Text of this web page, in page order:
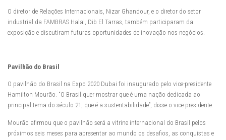
O diretor de Relações Internacionais, Nizar Ghandour, e o diretor do setor
industrial da FAMBRAS Halal, Dib El Tarras, também participaram da
exposição e discutiram futuras oportunidades de inovação nos negócios.
Pavilhão do Brasil
O pavilhão do Brasil na Expo 2020 Dubai foi inaugurado pelo vice-presidente
Hamilton Mourão. “O Brasil quer mostrar que é uma nação dedicada ao
principal tema do século 21, que é a sustentabilidade”, disse o vice-presidente.
Mourão afirmou que o pavilhão será a vitrine internacional do Brasil pelos
próximos seis meses para apresentar ao mundo os desafios, as conquistas e